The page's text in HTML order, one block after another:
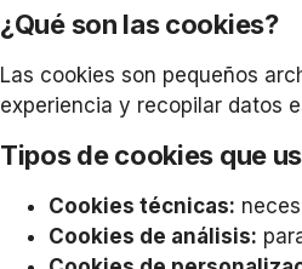
¿Qué son las cookies?
Las cookies son pequeños
experiencia y recopilar datos
Tipos de cookies que
Cookies técnicas:
Cookies de análisis: